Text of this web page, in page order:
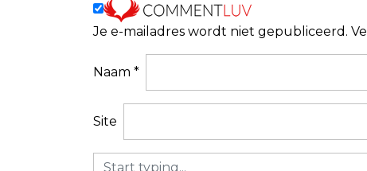
h
t
n
i
g
Je e-mailadres wordt niet gepubliceerd.
Naam *
Site